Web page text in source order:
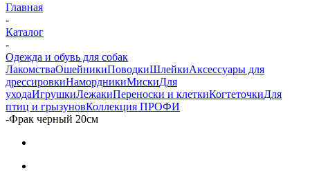
Главная
-
Каталог
-
Одежда и обувь для собак
ЛакомстваОшейникиПоводкиШлейкиАксессуары для
дрессировкиНамордникиМискиДля
уходаИгрушкиЛежакиПереноски и клеткиКогтеточкиДля
птиц и грызуновКоллекция ПРОФИ
-Фрак черный 20см